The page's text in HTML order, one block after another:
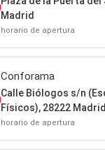
Madrid
horario de apertura
Conforama
Calle Biólogos s/n
Físicos), 28222 Madrid
horario de apertura